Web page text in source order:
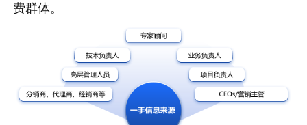
费群体。